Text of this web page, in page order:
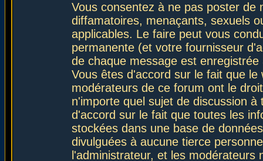
Vous consentez à ne pas poster de
diffamatoires, menaçants, sexuels
applicables. Le faire peut vous
permanente (et votre fournisseur
de chaque message est
Vous êtes d'accord sur le fait que
modérateurs de ce forum ont le
n'importe quel sujet de discussion
d'accord sur le fait que toutes les
stockées dans une base de
divulguées à aucune tierce
l'administrateur, et les